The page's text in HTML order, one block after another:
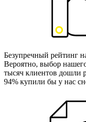
Безупречный рейтинг
Вероятно, выбор
тысяч клиентов дошли
94% купили бы у нас